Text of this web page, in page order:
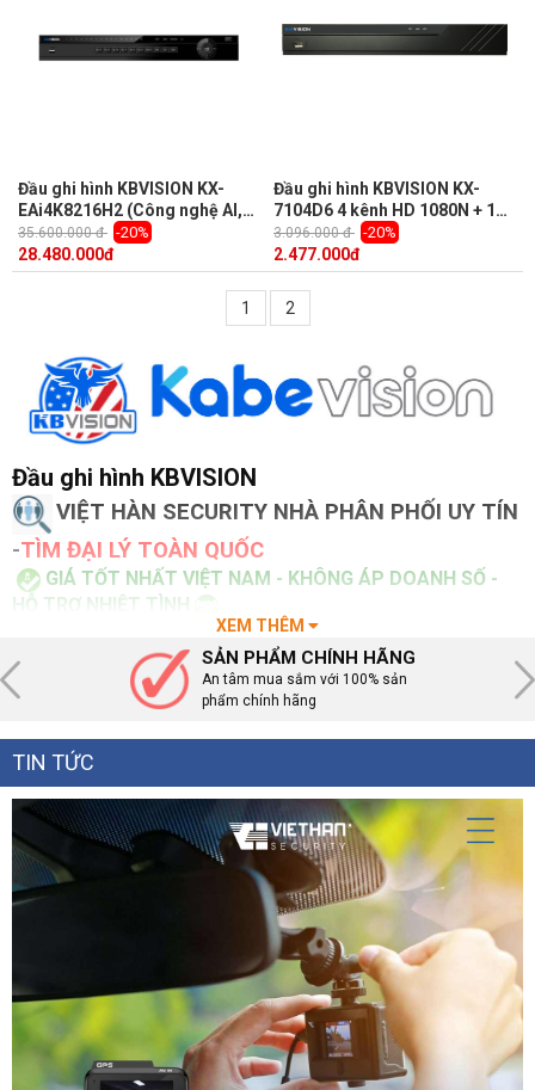
Đầu ghi hình KBVISION KX-
EAi4K8216H2 (Công nghệ AI,
nhận diện khuôn mặt, 16 kênh)
35.600.000 đ -20%
28.480.000đ
Đầu ghi hình KBVISION KX-
7104D6 4 kênh HD 1080N + 1
kênh IP, 1 Sata, Audio, báo
động qua cáp đồng trục
3.096.000 đ -20%
2.477.000đ
1 2
Đầu ghi hình KBVISION
VIỆT HÀN SECURITY NHÀ PHÂN PHỐI UY TÍN
-TÌM ĐẠI LÝ TOÀN QUỐC
GIÁ TỐT NHẤT VIỆT NAM - KHÔNG ÁP DOANH SỐ -
HỖ TRỢ NHIỆT TÌNH
0899.199.598( phòng kinh doanh ) - Hỗ trợ kỹ thuật
1900.099.987
CHÚNG TÔI LUÔN THỰC HIỆN NHỮNG GÌ CAM KẾT
VỚI KHÁCH HÀNG
XEM THÊM
SẢN PHẨM CHÍNH HÃNG
An tâm mua sắm với 100% sản
phẩm chính hãng
TIN TỨC